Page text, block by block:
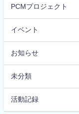
PCMプロジェクト
イベント
お知らせ
未分類
活動記録